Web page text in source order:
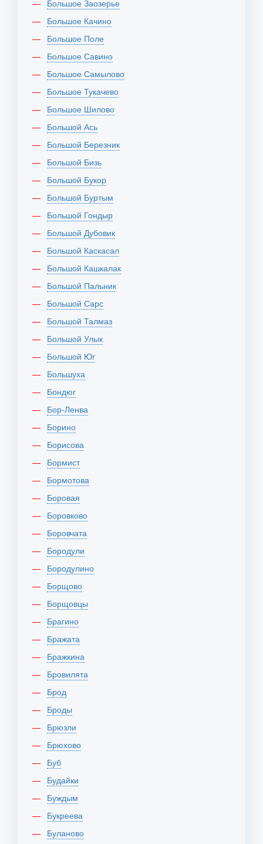
Большое Заозерье
Большое Качино
Большое Поле
Большое Савино
Большое Самылово
Большое Тукачево
Большое Шилово
Большой Ась
Большой Березник
Большой Бизь
Большой Букор
Большой Буртым
Большой Гондыр
Большой Дубовик
Большой Каскасал
Большой Кашкалак
Большой Пальник
Большой Сарс
Большой Талмаз
Большой Улык
Большой Юг
Большуха
Бондюг
Бор-Ленва
Борино
Борисова
Бормист
Бормотова
Боровая
Боровково
Боровчата
Бородули
Бородулино
Борщово
Борщовцы
Брагино
Бражата
Бражкина
Бровилята
Брод
Броды
Брюзли
Брюхово
Буб
Будайки
Буждым
Букреева
Буланово